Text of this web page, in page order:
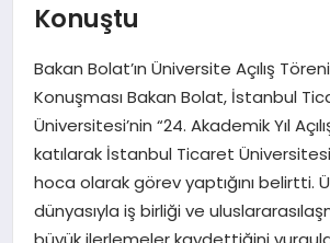
TEKNOLOJI
Konuştu
Bakan Bolat’ın Üniversite Açılış
Konuşması Bakan Bolat, İstanbul
Üniversitesi’nin “24. Akademik Yıl
katılarak İstanbul Ticaret
hoca olarak görev yaptığını belirtti.
dünyasıyla iş birliği ve